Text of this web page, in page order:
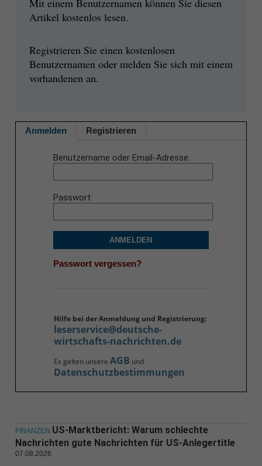
Artikel kostenlos lesen.
Registrieren Sie einen kostenlosen
Benutzernamen oder melden Sie sich mit einem
vorhandenen an.
Anmelden Registrieren
Benutzername oder Email-Adresse
Passwort
ANMELDEN
Passwort vergessen?
Hilfe bei der Anmeldung und Registrierung:
leserservice@deutsche-
wirtschafts-nachrichten.de
Es gelten unsere AGB und
Datenschutzbestimmungen
FINANZEN US-Marktbericht: Warum schlechte
Nachrichten gute Nachrichten für US-Anlegertitle
07.08.2026